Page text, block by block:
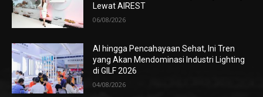
Lewat AIREST
06/08/2026
AI hingga Pencahayaan Sehat, Ini Tren
yang Akan Mendominasi Industri Lighting
di GILF 2026
04/08/2026